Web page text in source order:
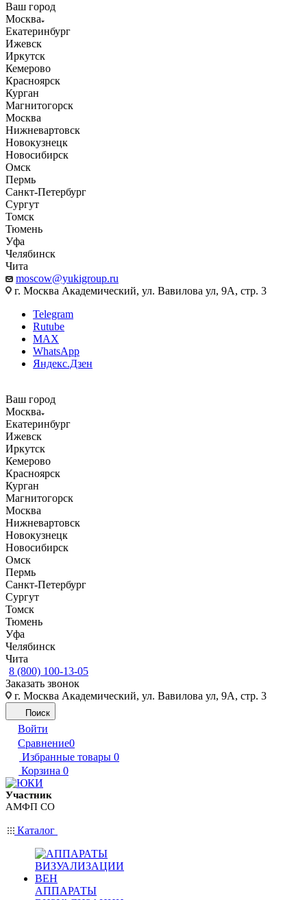
Ваш город
Москва
Екатеринбург
Ижевск
Иркутск
Кемерово
Красноярск
Курган
Магнитогорск
Москва
Нижневартовск
Новокузнецк
Новосибирск
Омск
Пермь
Санкт-Петербург
Сургут
Томск
Тюмень
Уфа
Челябинск
Чита
moscow@yukigroup.ru
г. Москва Академический, ул. Вавилова ул, 9А, стр. 3
Telegram
Rutube
MAX
WhatsApp
Яндекс.Дзен
Ваш город
Москва
Екатеринбург
Ижевск
Иркутск
Кемерово
Красноярск
Курган
Магнитогорск
Москва
Нижневартовск
Новокузнецк
Новосибирск
Омск
Пермь
Санкт-Петербург
Сургут
Томск
Тюмень
Уфа
Челябинск
Чита
8 (800) 100-13-05
Заказать звонок
г. Москва Академический, ул. Вавилова ул, 9А, стр. 3
Поиск
Войти
Сравнение0
Избранные товары 0
Корзина 0
Участник
АМФП СО
Каталог
АППАРАТЫ